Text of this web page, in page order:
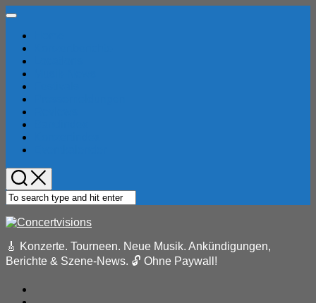
Skip
content
Expand
🎸 Konzerte. Tourneen. Neue Musik. Ankündigungen,
Berichte & Szene-News. 🔓 Ohne Paywall!